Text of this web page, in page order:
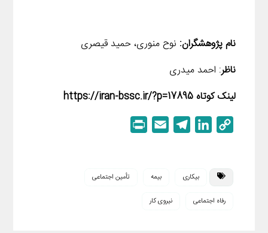
نام پژوهشگران: نوح منوری، حمید قیصری
ناظر: احمد میدری
لینک کوتاه https://iran-bssc.ir/?p=17895
y
L
i
k
e
d
T
g
r
i
l
n
t
بیکاری بیمه تأمین اجتماعی
رفاه اجتماعی نیروی کار